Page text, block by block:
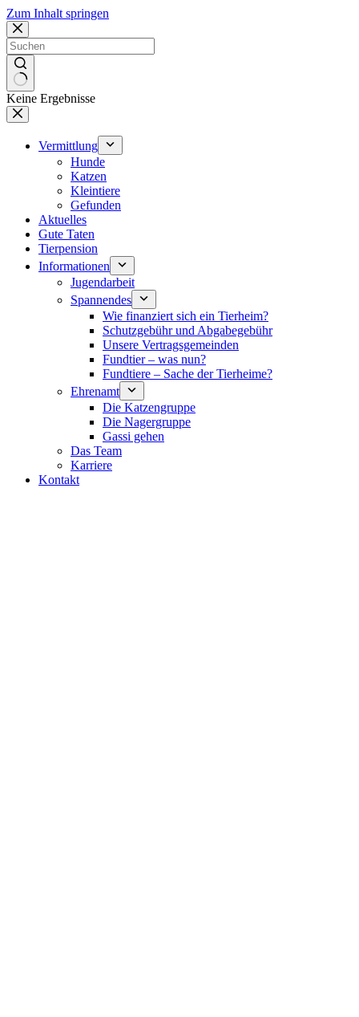
Zum Inhalt springen
Keine Ergebnisse
Vermittlung
Hunde
Katzen
Kleintiere
Gefunden
Aktuelles
Gute Taten
Tierpension
Informationen
Jugendarbeit
Spannendes
Wie finanziert sich ein Tierheim?
Schutzgebühr und Abgabegebühr
Unsere Vertragsgemeinden
Fundtier – was nun?
Fundtiere – Sache der Tierheime?
Ehrenamt
Die Katzengruppe
Die Nagergruppe
Gassi gehen
Das Team
Karriere
Kontakt